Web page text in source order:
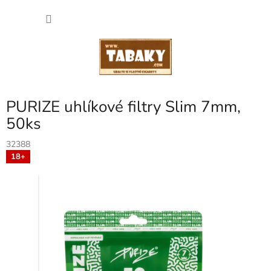
PURIZE uhlíkové filtry Slim 7mm,
50ks
32388
18+